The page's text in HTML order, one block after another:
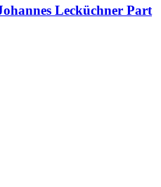
Lecküchner Part